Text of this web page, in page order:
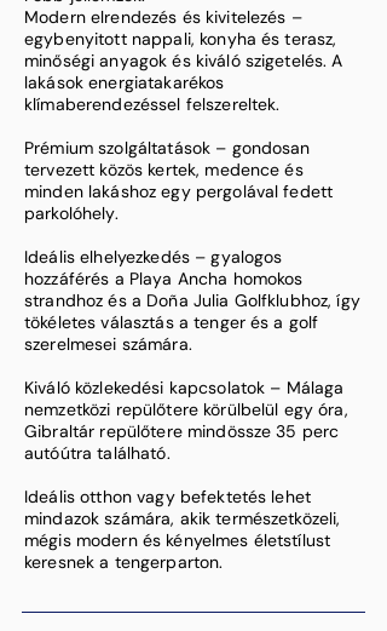
Modern elrendezés és kivitelezés –
egybenyitott nappali, konyha és terasz,
minőségi anyagok és kiváló szigetelés. A
lakások energiatakarékos
klímaberendezéssel felszereltek.
Prémium szolgáltatások – gondosan
tervezett közös kertek, medence és
minden lakáshoz egy pergolával fedett
parkolóhely.
Ideális elhelyezkedés – gyalogos
hozzáférés a Playa Ancha homokos
strandhoz és a Doña Julia Golfklubhoz, így
tökéletes választás a tenger és a golf
szerelmesei számára.
Kiváló közlekedési kapcsolatok – Málaga
nemzetközi repülőtere körülbelül egy óra,
Gibraltár repülőtere mindössze 35 perc
autóútra található.
Ideális otthon vagy befektetés lehet
mindazok számára, akik természetközeli,
mégis modern és kényelmes életstílust
keresnek a tengerparton.